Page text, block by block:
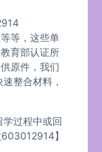
等，这些单
育部认证所
原件，我们
整合材料，
过程中或回
】